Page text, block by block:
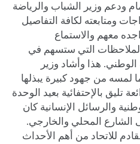
ودعم وزير الشباب والرياضة
ومتابعته لكافة التفاصيل
معهم والاستماع
التي ستسهم في
هذا وأشاد وزير
لمسه من جهود كبيرة يبذلها
تليق بالإحتفائية بعيد الوحدة
والرسائل الإنسانية كان
الشارع المحلي والخارجي.
للاتحاد من أهم الأحداث